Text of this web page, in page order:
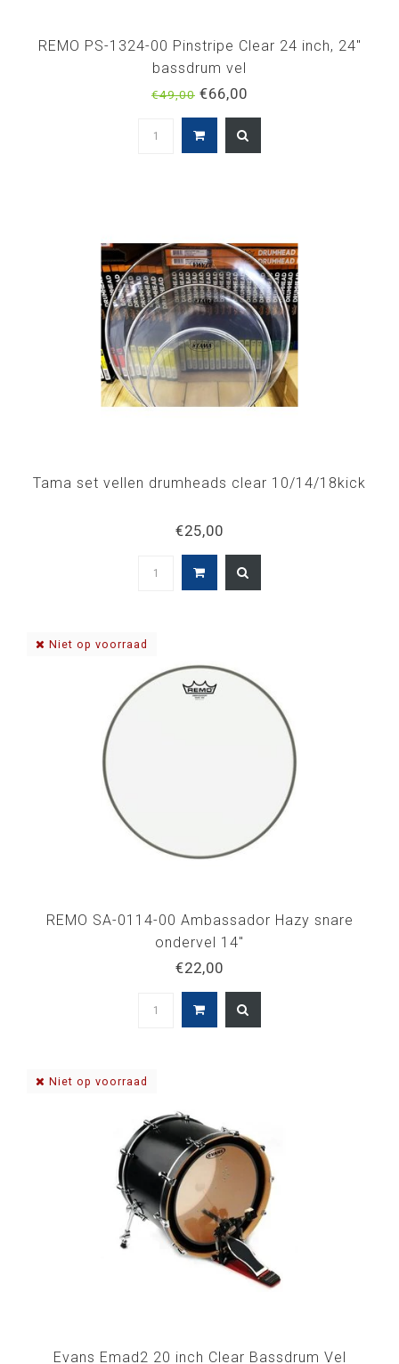
REMO PS-1324-00 Pinstripe Clear 24 inch, 24"
bassdrum vel
€49,00 €66,00
Tama set vellen drumheads clear 10/14/18kick
€25,00
Niet op voorraad
REMO SA-0114-00 Ambassador Hazy snare
ondervel 14"
€22,00
Niet op voorraad
Evans Emad2 20 inch Clear Bassdrum Vel